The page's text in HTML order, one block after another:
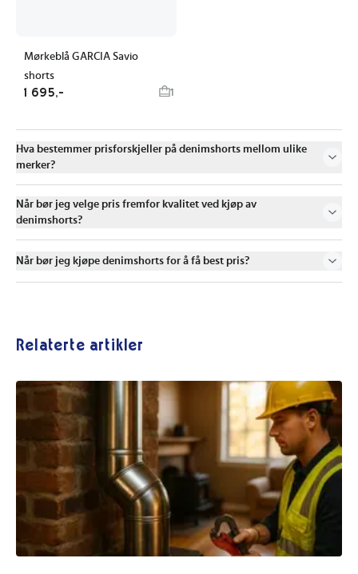
Mørkeblå GARCIA Savio
shorts
1 695,- 1
Hva bestemmer prisforskjeller på denimshorts mellom ulike
merker?
Når bør jeg velge pris fremfor kvalitet ved kjøp av
denimshorts?
Når bør jeg kjøpe denimshorts for å få best pris?
Relaterte artikler